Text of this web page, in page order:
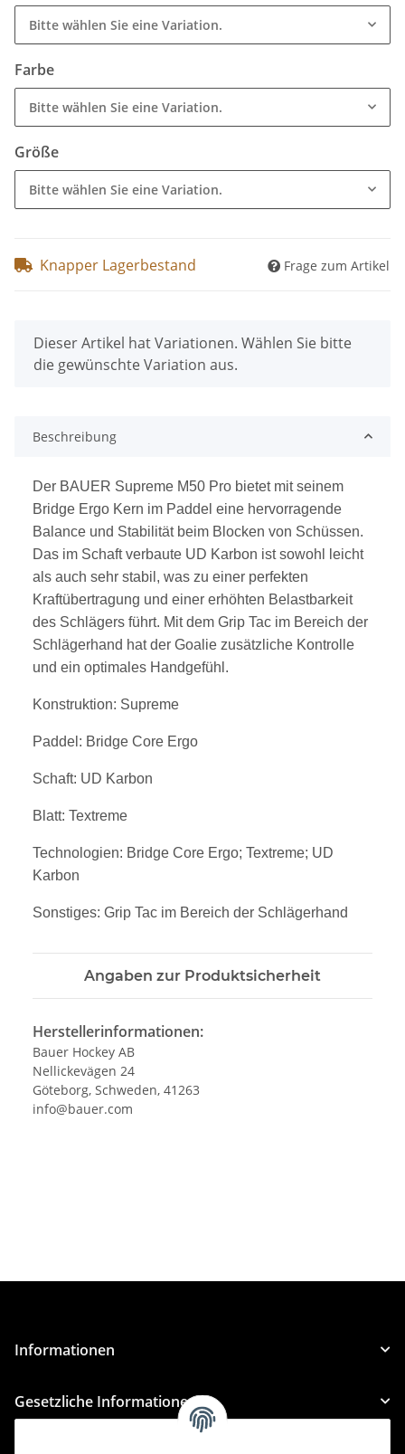
Bitte wählen Sie eine Variation.
Farbe
Bitte wählen Sie eine Variation.
Größe
Bitte wählen Sie eine Variation.
Knapper Lagerbestand Frage zum Artikel
x
Dieser Artikel hat Variationen. Wählen Sie bitte
die gewünschte Variation aus.
Beschreibung
Der BAUER Supreme M50 Pro bietet mit seinem
Bridge Ergo Kern im Paddel eine hervorragende
Balance und Stabilität beim Blocken von Schüssen.
Das im Schaft verbaute UD Karbon ist sowohl leicht
als auch sehr stabil, was zu einer perfekten
Kraftübertragung und einer erhöhten Belastbarkeit
des Schlägers führt. Mit dem Grip Tac im Bereich der
Schlägerhand hat der Goalie zusätzliche Kontrolle
und ein optimales Handgefühl.
Konstruktion: Supreme
Paddel: Bridge Core Ergo
Schaft: UD Karbon
Blatt: Textreme
Technologien: Bridge Core Ergo; Textreme; UD
Karbon
Sonstiges: Grip Tac im Bereich der Schlägerhand
Angaben zur Produktsicherheit
Herstellerinformationen:
Bauer Hockey AB
Nellickevägen 24
Göteborg, Schweden, 41263
info@bauer.com
Informationen
Gesetzliche Informationen